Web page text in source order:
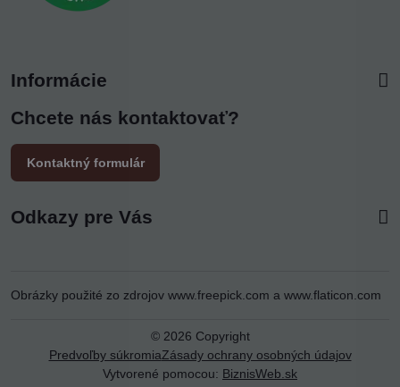
Informácie
Chcete nás kontaktovať?
Kontaktný formulár
Odkazy pre Vás
Obrázky použité zo zdrojov www.freepick.com a www.flaticon.com
© 2026 Copyright
Predvoľby súkromiaZásady ochrany osobných údajov
Vytvorené pomocou: BiznisWeb.sk